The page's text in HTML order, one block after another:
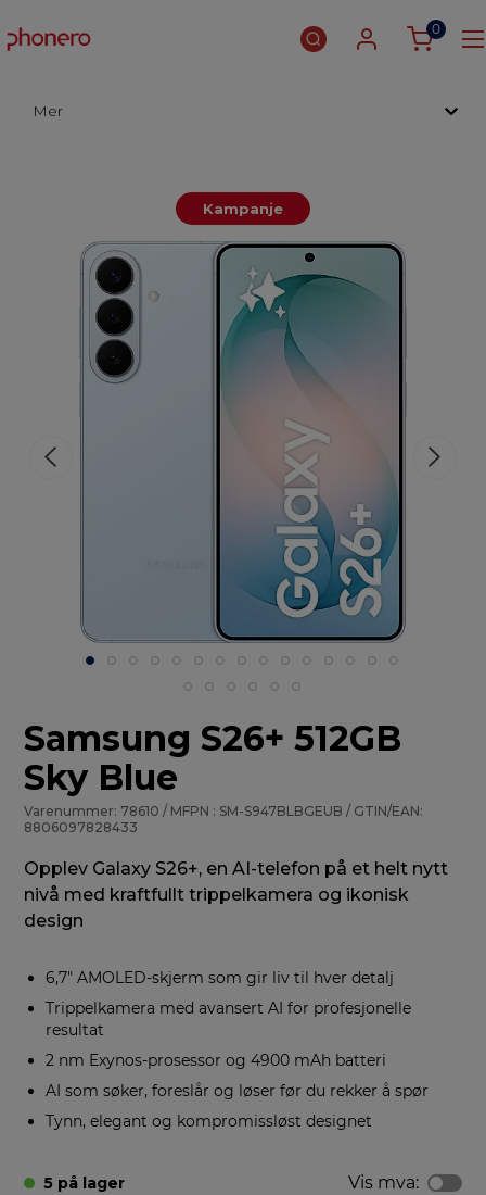
0
Mer
Kampanje
Samsung S26+ 512GB
Sky Blue
Varenummer: 78610 / MFPN : SM-S947BLBGEUB / GTIN/EAN:
8806097828433
Opplev Galaxy S26+, en AI-telefon på et helt nytt
nivå med kraftfullt trippelkamera og ikonisk
design
6,7" AMOLED-skjerm som gir liv til hver detalj
Trippelkamera med avansert AI for profesjonelle
resultat
2 nm Exynos-prosessor og 4900 mAh batteri
AI som søker, foreslår og løser før du rekker å spør
Tynn, elegant og kompromissløst designet
5 på lager Vis mva: